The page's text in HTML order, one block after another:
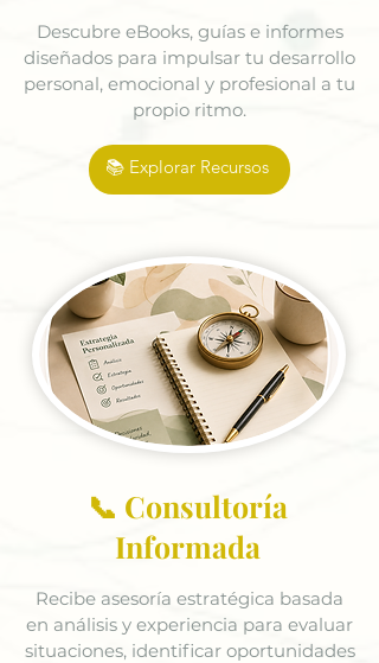
Descubre eBooks, guías e informes
diseñados para impulsar tu desarrollo
personal, emocional y profesional a tu
propio ritmo.
📚 Explorar Recursos
📞 Consultoría
Informada
Recibe asesoría estratégica basada
en análisis y experiencia para evaluar
situaciones, identificar oportunidades